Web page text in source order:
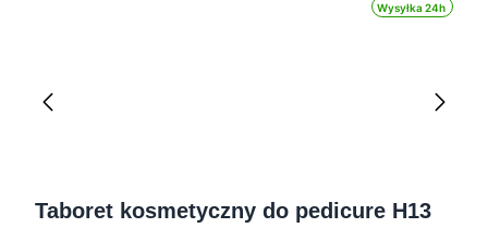
Wysyłka 24h
Taboret kosmetyczny do pedicure H13